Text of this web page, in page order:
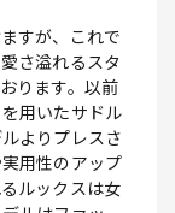
すが、これで
さ溢れるスタ
ります。以前
用いたサドル
よりプレスさ
用性のアップ
ルックスは女